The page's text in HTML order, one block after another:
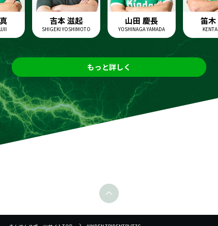
吉本 滋起
SHIGEKI YOSHIMOTO
山田 慶長
YOSHINAGA YAMADA
笛木 健太
KENTA FUEKI
もっと詳しく